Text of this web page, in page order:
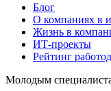
Блог
О компаниях в
Жизнь в
ИТ-проекты
Рейтинг
Молодым